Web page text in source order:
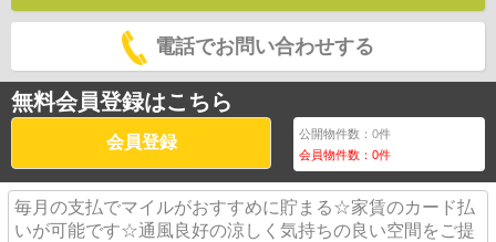
電話でお問い合わせする
無料会員登録はこちら
会員登録 公開物件数：0件
会員物件数：0件
毎月の支払でマイルがおすすめに貯まる☆家賃のカード払
いが可能です☆通風良好の涼しく気持ちの良い空間をご提